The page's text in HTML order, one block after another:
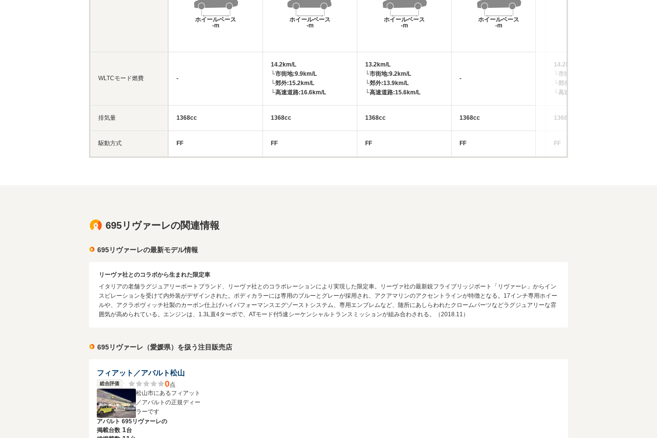
WLTCモード燃費
排気量
駆動方式
ホイールベース
-m
-
1368cc
FF
ホイールベース
-m
14.2km/L
└市街地:9.9km/L
└郊外:15.2km/L
└高速道路:16.6km/L
1368cc
FF
ホイールベース
-m
13.2km/L
└市街地:9.2km/L
└郊外:13.9km/L
└高速道路:15.6km/L
1368cc
FF
ホイールベース
-m
-
1368cc
FF
14.2km/L
└市街地:9.9km/L
└郊外:15.2km/L
└高速道路:16.6km/L
1368cc
FF
695リヴァーレの関連情報
695リヴァーレの最新モデル情報
リーヴァ社とのコラボから生まれた限定車
イタリアの老舗ラグジュアリーボートブランド、リーヴァ社とのコラボレーションにより実現した限定車。リーヴァ社の最新鋭フライブリッジボート「リヴァーレ」からイン
スピレーションを受けて内外装がデザインされた。ボディカラーには専用のブルーとグレーが採用され、アクアマリンのアクセントラインが特徴となる。17インチ専用ホイー
ルや、アクラポヴィッチ社製のカーボン仕上げハイパフォーマンスエグゾーストシステム、専用エンブレムなど、随所にあしらわれたクロームパーツなどラグジュアリーな雰
囲気が高められている。エンジンは、1.3L直4ターボで、ATモード付5速シーケンシャルトランスミッションが組み合わされる。（2018.11）
695リヴァーレ（愛媛県）を扱う注目販売店
フィアット／アバルト松山
総合評価 0点
松山市にあるフィアット
／アバルトの正規ディー
ラーです
アバルト 695リヴァーレの
掲載台数 1台